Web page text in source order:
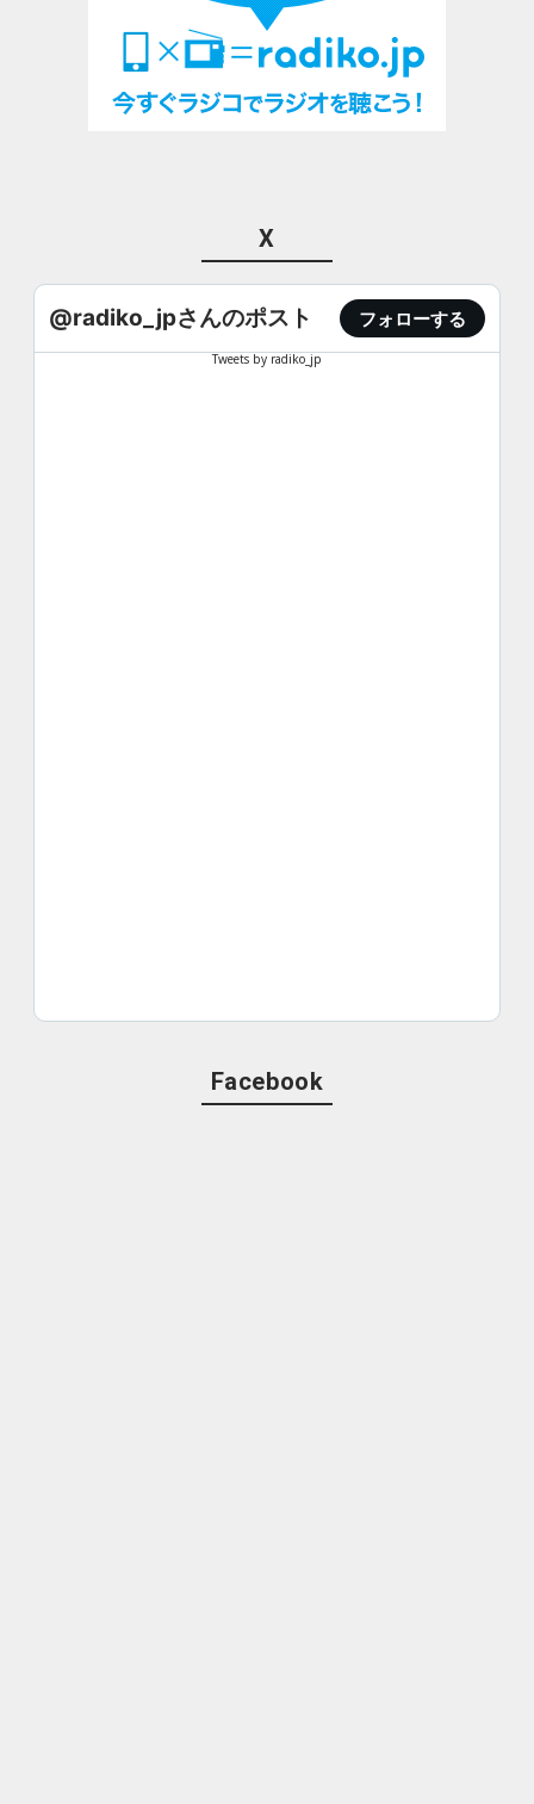
X
@radiko_jpさんのポスト フォローする
Tweets by radiko_jp
Facebook